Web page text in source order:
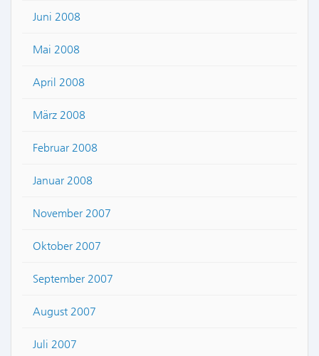
Juni 2008
Mai 2008
April 2008
März 2008
Februar 2008
Januar 2008
November 2007
Oktober 2007
September 2007
August 2007
Juli 2007